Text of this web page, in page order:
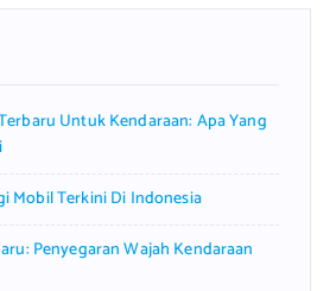
Untuk Kendaraan: Apa Yang
Mobil Terkini Di Indonesia
Penyegaran Wajah Kendaraan